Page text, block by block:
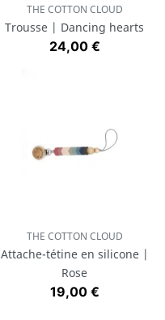
THE COTTON CLOUD
Trousse | Dancing hearts
Prix
24,00 €
THE COTTON CLOUD
Attache-tétine en silicone |
Rose
Prix
19,00 €